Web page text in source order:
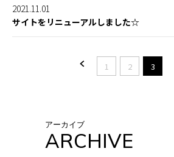
2021.11.01
サイトをリニューアルしました☆
< 1 2 3
アーカイブ
ARCHIVE